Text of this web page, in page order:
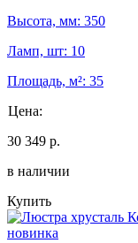
Высота, мм: 350
Ламп, шт: 10
Площадь, м²: 35
Цена:
30 349 р.
в наличии
Купить
новинка